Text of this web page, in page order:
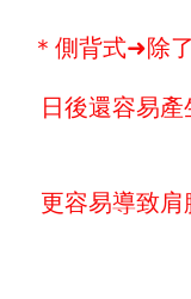
＊側背式➜除
日後還容易
更容易導致